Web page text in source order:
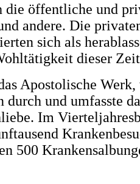
die öffentliche und
andere. Die
sich als
dieser
Apostolische
und umfasste
Im
500